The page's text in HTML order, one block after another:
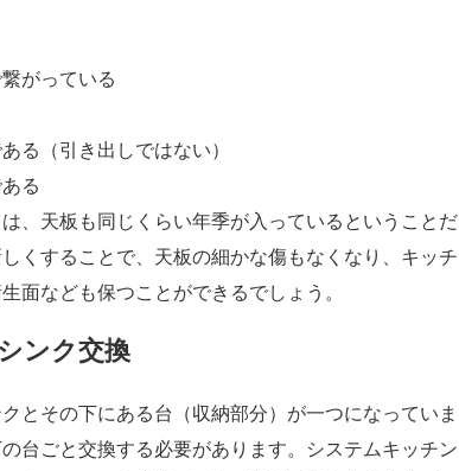
がっている
る（引き出しではない）
る
、天板も同じくらい年季が入っているということだ
くすることで、天板の細かな傷もなくなり、キッチ
面なども保つことができるでしょう。
ンク交換
とその下にある台（収納部分）が一つになっていま
台ごと交換する必要があります。システムキッチン